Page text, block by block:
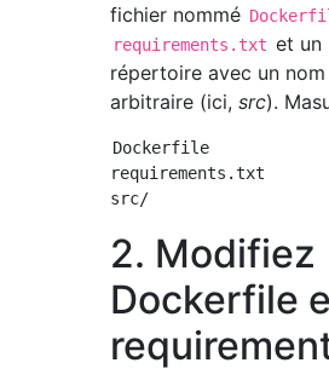
fichier nommé
requirements.txt et un
répertoire avec un nom
arbitraire (ici,src).
Dockerfile
requirements.txt
2. Modifiez
Dockerfile